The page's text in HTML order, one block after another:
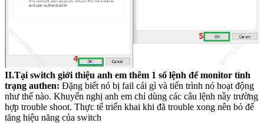
II.Tại switch giới thiệu anh em thêm 1 số lệnh để monitor tình
trạng authen: Đặng biết nó bị fail cái gì và tiến trình nó hoạt động
như thế nào. Khuyến nghị anh em chỉ dùng các câu lệnh nầy trường
hợp trouble shoot. Thực tế triển khai khi đã trouble xong nên bỏ để
tăng hiệu năng của switch